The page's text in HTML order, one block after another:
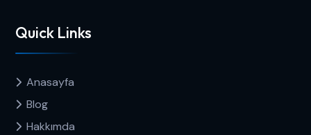
Quick Links
Anasayfa
Blog
Hakkımda